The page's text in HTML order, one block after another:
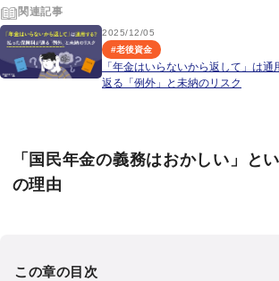
関連記事
2025/12/05
#老後資金
「年金はいらないから返して」は
返る「例外」と未納のリスク
「国民年金の義務はおかしい」と
の理由
この章の目次